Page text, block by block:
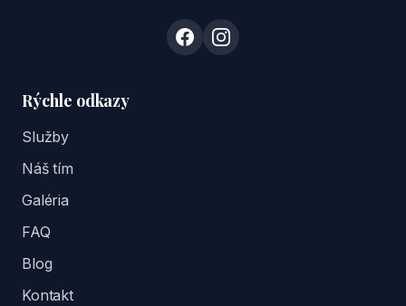
Rýchle odkazy
Služby
Náš tím
Galéria
FAQ
Blog
Kontakt